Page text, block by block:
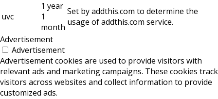
uvc
1 year
1
month
Set by addthis.com to determine the
usage of addthis.com service.
Advertisement
Advertisement
Advertisement cookies are used to provide visitors with
relevant ads and marketing campaigns. These cookies track
visitors across websites and collect information to provide
customized ads.